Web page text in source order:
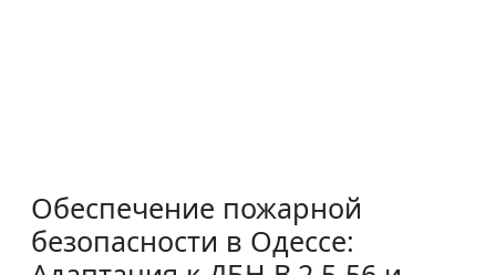
Обеспечение пожарной
безопасности в Одессе: